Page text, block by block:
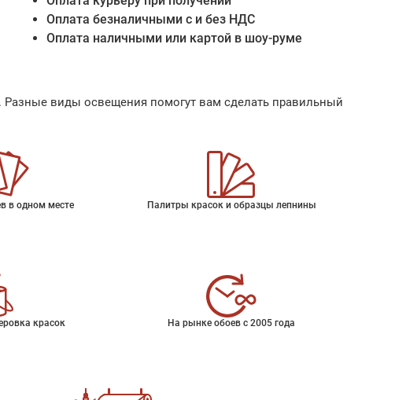
Оплата безналичными с и без НДС
Оплата наличными или картой в шоу-руме
Разные виды освещения помогут вам сделать правильный
в одном месте Палитры красок и образцы лепнины
красок На рынке обоев с 2005 года